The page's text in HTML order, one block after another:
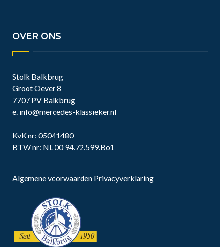
OVER ONS
Stolk Balkbrug
Groot Oever 8
7707 PV Balkbrug
e. info@mercedes-klassieker.nl
KvK nr: 05041480
BTW nr: NL 00 94.72.599.Bo1
Algemene voorwaarden Privacyverklaring